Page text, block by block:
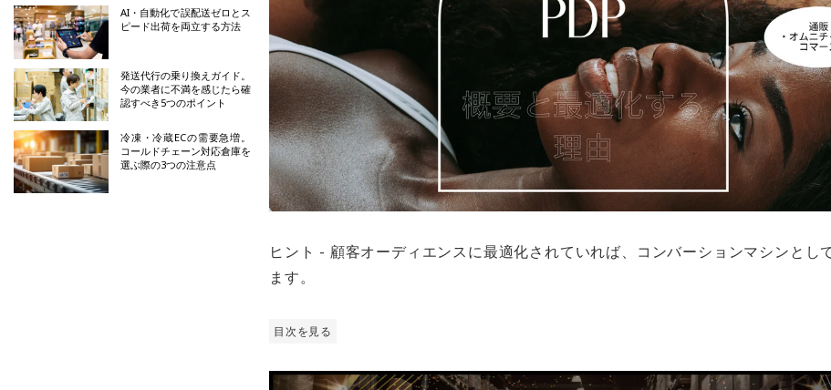
AI・自動化で誤配送ゼロとス
ピード出荷を両立する方法
発送代行の乗り換えガイド。
今の業者に不満を感じたら確
認すべき5つのポイント
冷凍・冷蔵ECの需要急増。
コールドチェーン対応倉庫を
選ぶ際の3つの注意点
ヒント - 顧客オーディエンスに最適化されていれば、コンバーションマシンとし
ます。
目次を見る